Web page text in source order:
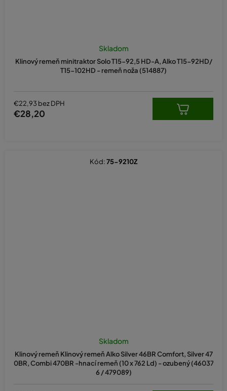
Klinový remeň minitraktor Solo T15-92,5 HD-A, Alko T15-92HD/
T15-102HD - remeň noža (514887)
Skladom
€22,93 bez DPH
€28,20
Klinový remeň Klinový remeň Alko Silver 46BR Comfort, Silver 47
0BR, Combi 470BR -hnací remeň (10 x 762 Ld) - ozubený (46037
6 / 479089)
Skladom
Kód:75-9210Z